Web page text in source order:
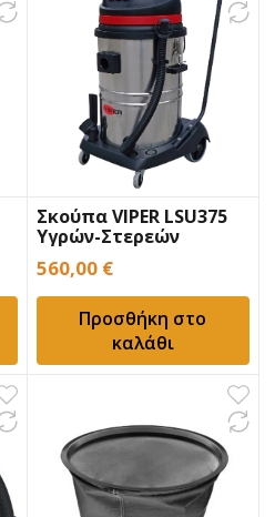
Σκούπα VIPER LSU375
Υγρών-Στερεών
560,00 €
Προσθήκη στο
καλάθι